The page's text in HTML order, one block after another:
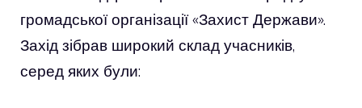
громадської організації «Захист Держави».
Захід зібрав широкий склад учасників,
серед яких були: